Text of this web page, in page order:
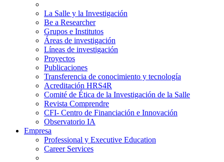
La Salle y la Investigación
Be a Researcher
Grupos e Institutos
Áreas de investigación
Líneas de investigación
Proyectos
Publicaciones
Transferencia de conocimiento y tecnología
Acreditación HRS4R
Comité de Ética de la Investigación de la Salle
Revista Comprendre
CFI- Centro de Financiación e Innovación
Observatorio IA
Empresa
Professional y Executive Education
Career Services